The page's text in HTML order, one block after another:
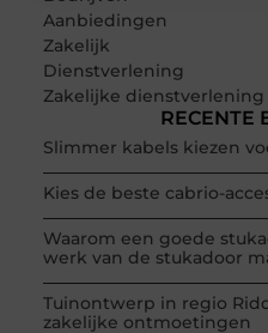
Aanbiedingen
Zakelijk
Dienstverlening
Zakelijke dienstverlening
RECENTE
Slimmer kabels kiezen
Kies de beste cabrio-
Waarom een goede
werk van de stukadoor
Tuinontwerp in regio
zakelijke ontmoetingen